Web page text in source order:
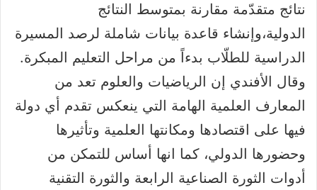
نتائج متقدّمة مقارنة بمتوسط النتائج
الدولية،وإنشاء قاعدة بيانات شاملة لرصد المسيرة
الدراسية للطلّاب بدءاً من مراحل التعليم المبكرة.
وقال الأفندي إن الرياضيات والعلوم تعد من
المعارف العلمية الهامة التي ينعكس تقدم أي دولة
فيها على اقتصادها ومكانتها العلمية وتأثيرها
وحضورها الدولي، كما انها أساس للتمكن من
أدوات الثورة الصناعية الرابعة والثورة التقنية